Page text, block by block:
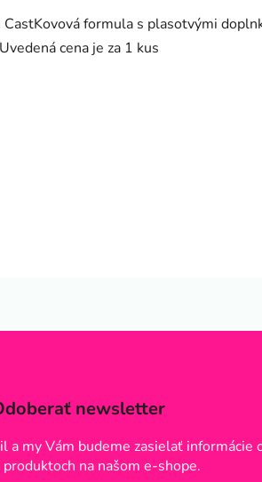
formula s plasotvými
cena je za 1 kus
newsletter
a my Vám budeme zasielať informácie
produktoch na našom e-shope.